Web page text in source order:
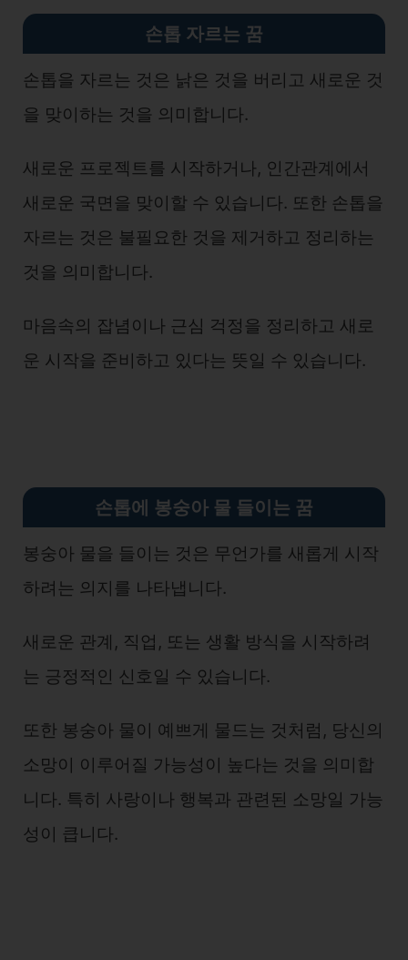
손톱 자르는 꿈
손톱을 자르는 것은 낡은 것을 버리고 새로운 것
을 맞이하는 것을 의미합니다.
새로운 프로젝트를 시작하거나, 인간관계에서
새로운 국면을 맞이할 수 있습니다. 또한 손톱을
자르는 것은 불필요한 것을 제거하고 정리하는
것을 의미합니다.
마음속의 잡념이나 근심 걱정을 정리하고 새로
운 시작을 준비하고 있다는 뜻일 수 있습니다.
손톱에 봉숭아 물 들이는 꿈
봉숭아 물을 들이는 것은 무언가를 새롭게 시작
하려는 의지를 나타냅니다.
새로운 관계, 직업, 또는 생활 방식을 시작하려
는 긍정적인 신호일 수 있습니다.
또한 봉숭아 물이 예쁘게 물드는 것처럼, 당신의
소망이 이루어질 가능성이 높다는 것을 의미합
니다. 특히 사랑이나 행복과 관련된 소망일 가능
성이 큽니다.